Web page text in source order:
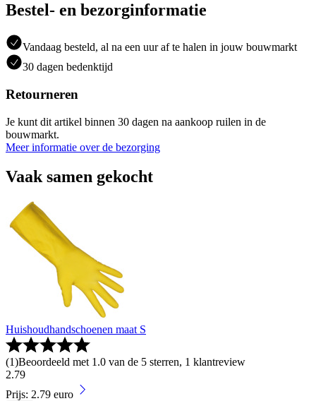
Bestel- en bezorginformatie
Vandaag besteld, al na een uur af te halen in jouw bouwmarkt
30 dagen bedenktijd
Retourneren
Je kunt dit artikel binnen 30 dagen na aankoop ruilen in de
bouwmarkt.
Meer informatie over de bezorging
Vaak samen gekocht
Huishoudhandschoenen maat S
(1)Beoordeeld met 1.0 van de 5 sterren, 1 klantreview
2.79
Prijs: 2.79 euro